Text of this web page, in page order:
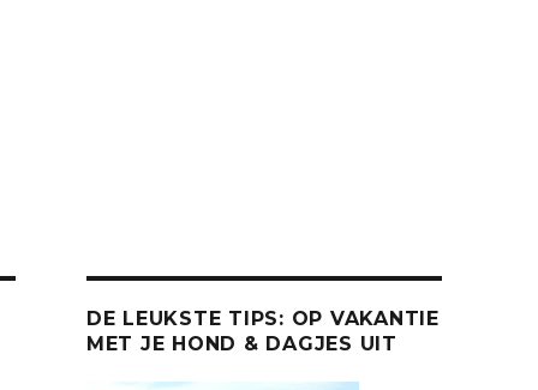
DE LEUKSTE TIPS: OP VAKANTIE
MET JE HOND & DAGJES UIT